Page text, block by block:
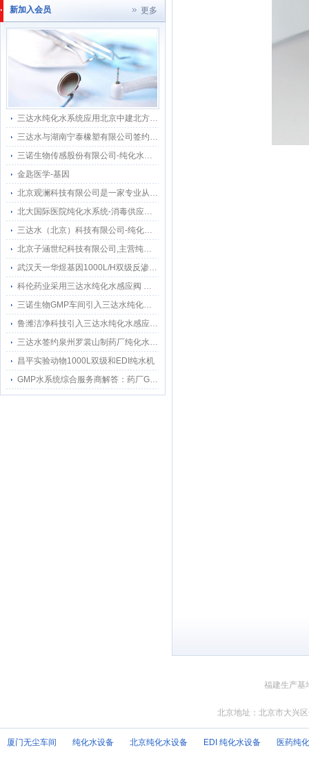
新加入会员 更多
三达水纯化水系统应用北京中建北方环境科技有限公司工程项目上采用200L双级反渗透RO+EDI
三达水与湖南宁泰橡塑有限公司签约采购合作纯水感应阀
三诺生物传感股份有限公司-纯化水感应水龙头感应隔膜阀智能自动给水器
金匙医学-基因
北京观澜科技有限公司是一家专业从事生物的中关村高新技术企业
北大国际医院纯化水系统-消毒供应中心纯水分配
三达水（北京）科技有限公司-纯化水设备 超纯水设备 EDI纯水设备 注射水机设备
北京子涵世纪科技有限公司,主营纯水机超纯水仪超纯水器纯水器去离子水机纯水设备
武汉天一华煜基因1000L/H双级反渗透纯水系统选定三达水提供全周期运维服务
科伦药业采用三达水纯化水感应阀 —— 应用总结文档
三诺生物GMP车间引入三达水纯化水感应水龙头 升级医疗生产卫生防护网
鲁潍洁净科技引入三达水纯化水感应水龙头 打造纯化水工程水质新标杆
三达水签约泉州罗裳山制药厂纯化水系统回水流速仪改造项目
昌平实验动物1000L双级和EDI纯水机
GMP水系统综合服务商解答：药厂GMP纯化水设备选材安装要满足以下条件：
福建生产基
北京地址：北京市大兴
厦门无尘车间 纯化水设备 北京纯化水设备 EDI 纯化水设备 医药纯